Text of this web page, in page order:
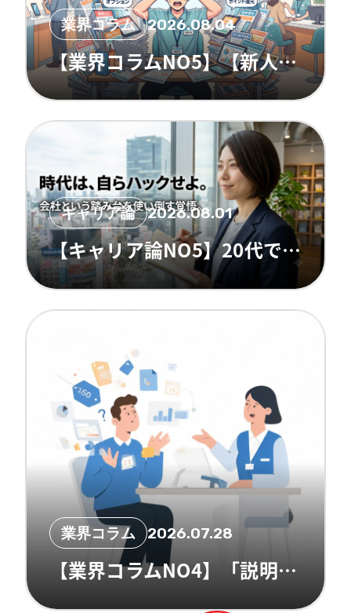
業界コラム 2026.08.04
【業界コラムNO5】【新人さん必見】90日でパニック卒業！トレース＆ルーツ思考法
キャリア論 2026.08.01
【キャリア論NO5】20代で一瞬で「化ける」人の環境ハック術3選！！！
業界コラム 2026.07.28
【業界コラムNO4】「説明」と「提案」NPSの境目。雑談が提案に変わる瞬間！